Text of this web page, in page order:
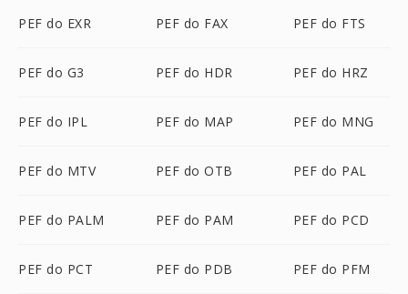
PEF do EXR PEF do FAX PEF do FTS
PEF do G3 PEF do HDR PEF do HRZ
PEF do IPL PEF do MAP PEF do MNG
PEF do MTV PEF do OTB PEF do PAL
PEF do PALM PEF do PAM PEF do PCD
PEF do PCT PEF do PDB PEF do PFM